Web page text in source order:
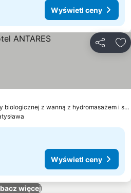
Wyświetl ceny
Centrum odnowy biologicznej z wanną z hydromasażem i sauną
Wyświetl ceny
więcej